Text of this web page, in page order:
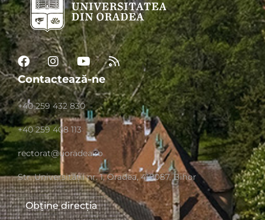
Contactează-ne
+40 259 432 830
+40 259 408 113
rectorat@uoradea.ro
Str. Universităţii nr. 1, Oradea, 410087, Bihor
Obține direcția